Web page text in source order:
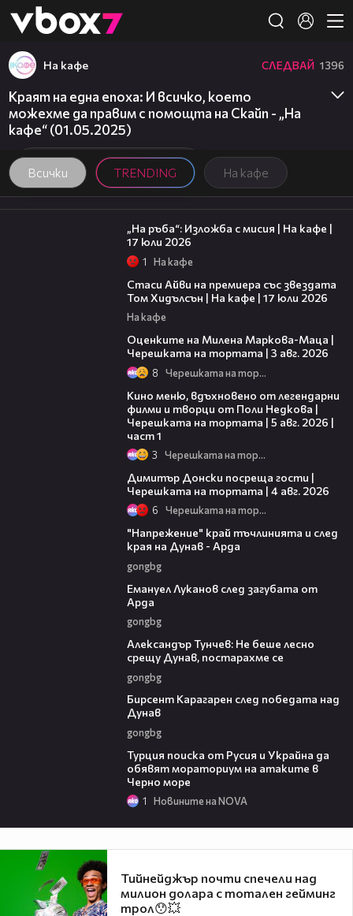
👾
Всички TRENDING На кафе
На кафе СЛЕДВАЙ 1396
Краят на една епоха: И всичко, което
можехме да правим с помощта на Скайп - „На
кафе“ (01.05.2025)
09:09
„На ръба“: Изложба с мисия | На кафе |
17 юли 2026
1 На кафе
Стаси Айви на премиера със звездата
Том Хидълсън | На кафе | 17 юли 2026
На кафе
Оценките на Милена Маркова-Маца |
Черешката на тортата | 3 авг. 2026
8 Черешката на тортата
Кино меню, вдъхновено от легендарни
филми и творци от Поли Недкова |
Черешката на тортата | 5 авг. 2026 |
част 1
3 Черешката на тортата
Димитър Донски посреща гости |
Черешката на тортата | 4 авг. 2026
6 Черешката на тортата
"Напрежение" край тъчлинията и след
края на Дунав - Арда
gongbg
Емануел Луканов след загубата от
Арда
gongbg
Александър Тунчев: Не беше лесно
срещу Дунав, постарахме се
gongbg
Бирсент Карагарен след победата над
Дунав
gongbg
Турция поиска от Русия и Украйна да
обявят мораториум на атаките в
Черно море
1 Новините на NOVA
Тийнейджър почти спечели над
милион долара с тотален гейминг
трол😯💥